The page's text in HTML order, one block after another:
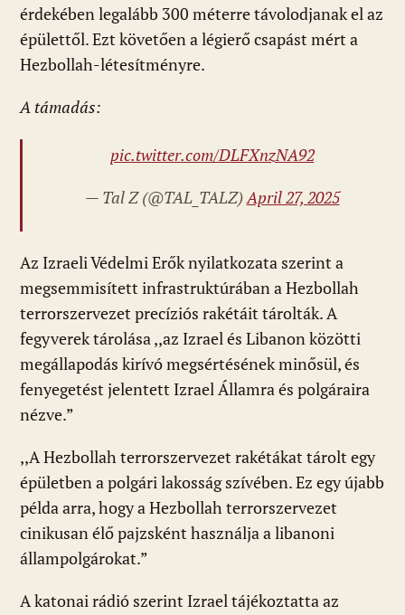
érdekében legalább 300 méterre távolodjanak el az
épülettől. Ezt követően a légierő csapást mért a
Hezbollah-létesítményre.
A támadás:
pic.twitter.com/DLFXnzNA92
— Tal Z (@TAL_TALZ)April 27, 2025
Az Izraeli Védelmi Erők nyilatkozata szerint a
megsemmisített infrastruktúrában a Hezbollah
terrorszervezet precíziós rakétáit tárolták. A
fegyverek tárolása ,,az Izrael és Libanon közötti
megállapodás kirívó megsértésének minősül, és
fenyegetést jelentett Izrael Államra és polgáraira
nézve.”
,,A Hezbollah terrorszervezet rakétákat tárolt egy
épületben a polgári lakosság szívében. Ez egy újabb
példa arra, hogy a Hezbollah terrorszervezet
cinikusan élő pajzsként használja a libanoni
állampolgárokat.”
A katonai rádió szerint Izrael tájékoztatta az